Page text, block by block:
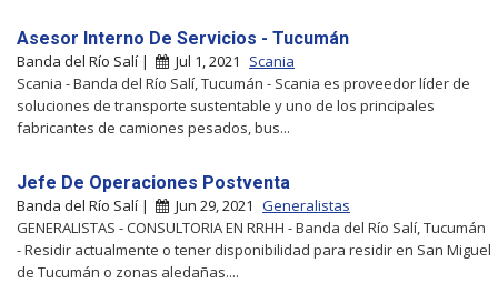
Asesor Interno De Servicios - Tucumán
Banda del Río Salí | Jul 1, 2021
Scania
Scania - Banda del Río Salí, Tucumán - Scania es proveedor líder de
soluciones de transporte sustentable y uno de los principales
fabricantes de camiones pesados, bus...
Jefe De Operaciones Postventa
Banda del Río Salí | Jun 29, 2021 Generalistas
GENERALISTAS - CONSULTORIA EN RRHH - Banda del Río Salí, Tucumán
- Residir actualmente o tener disponibilidad para residir en San Miguel
de Tucumán o zonas aledañas....